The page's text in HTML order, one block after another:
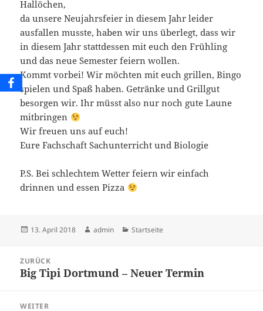
Hallöchen,
da unsere Neujahrsfeier in diesem Jahr leider
ausfallen musste, haben wir uns überlegt, dass wir
in diesem Jahr stattdessen mit euch den Frühling
und das neue Semester feiern wollen.
Kommt vorbei! Wir möchten mit euch grillen, Bingo
spielen und Spaß haben. Getränke und Grillgut
besorgen wir. Ihr müsst also nur noch gute Laune
mitbringen
Wir freuen uns auf euch!
Eure Fachschaft Sachunterricht und Biologie
P.S. Bei schlechtem Wetter feiern wir einfach
drinnen und essen Pizza
Veröffentlicht
13. April 2018 Autor
admin Kategorien
Startseite
ZURÜCK
Vorheriger
Big Tipi Dortmund – Neuer Termin
WEITER